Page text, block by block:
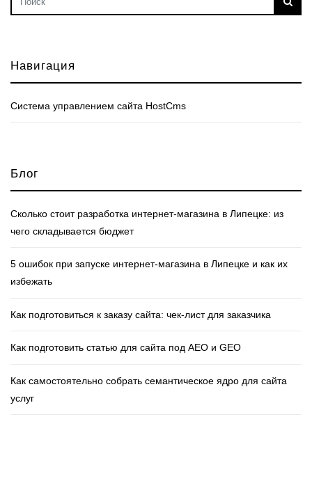
Навигация
Cистема управлением сайта HostCms
Блог
Сколько стоит разработка интернет‑магазина в Липецке: из
чего складывается бюджет
5 ошибок при запуске интернет‑магазина в Липецке и как их
избежать
Как подготовиться к заказу сайта: чек‑лист для заказчика
Как подготовить статью для сайта под AEO и GEO
Как самостоятельно собрать семантическое ядро для сайта
услуг